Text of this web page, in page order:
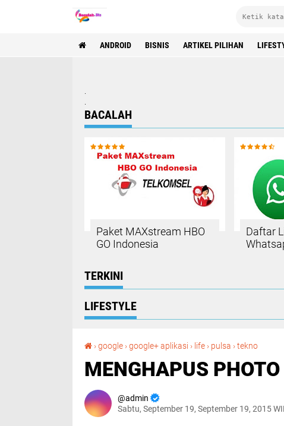
ANDROID BISNIS ARTIKEL PILIHAN
BACALAH
Paket MAXstream HBO
GO Indonesia
Daftar
TERKINI
LIFESTYLE
›google ›google+ aplikasi › life › pulsa ›tekno
MENGHAPUS PHOTO
admin
Sabtu, September 19, September 19, 2015